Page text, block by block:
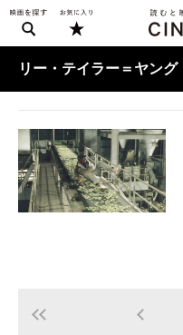
リー・テイラー＝ヤング